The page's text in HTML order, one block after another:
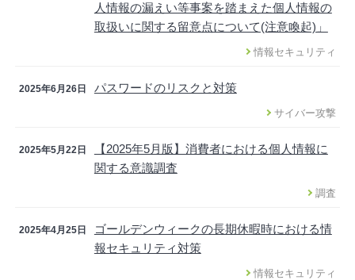
人情報の漏えい等事案を踏まえた個人情報の
取扱いに関する留意点について(注意喚起)」
情報セキュリティ
2025年6月26日 パスワードのリスクと対策
サイバー攻撃
2025年5月22日
【2025年5月版】消費者における個人情報に
関する意識調査
調査
2025年4月25日
ゴールデンウィークの長期休暇時における情
報セキュリティ対策
情報セキュリティ